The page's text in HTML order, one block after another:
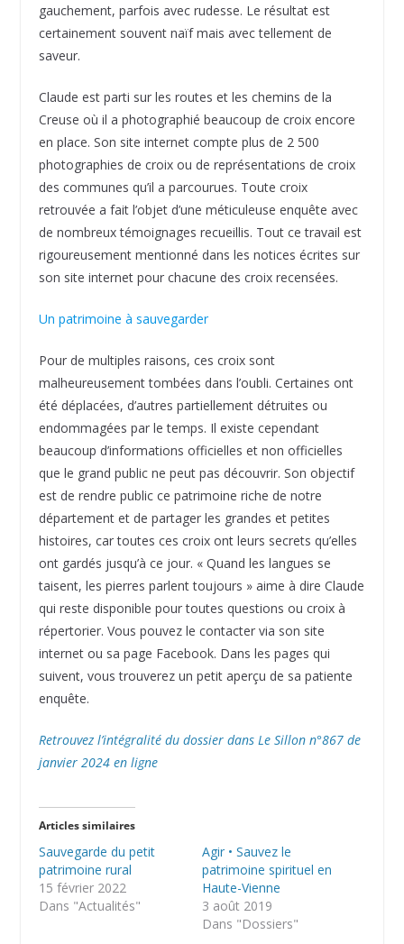
gauchement, parfois avec rudesse. Le résultat est
certainement souvent naïf mais avec tellement de
saveur.
Claude est parti sur les routes et les chemins de la
Creuse où il a photographié beaucoup de croix encore
en place. Son site internet compte plus de 2 500
photographies de croix ou de représentations de croix
des communes qu’il a parcourues. Toute croix
retrouvée a fait l’objet d’une méticuleuse enquête avec
de nombreux témoignages recueillis. Tout ce travail est
rigoureusement mentionné dans les notices écrites sur
son site internet pour chacune des croix recensées.
Un patrimoine à sauvegarder
Pour de multiples raisons, ces croix sont
malheureusement tombées dans l’oubli. Certaines ont
été déplacées, d’autres partiellement détruites ou
endommagées par le temps. Il existe cependant
beaucoup d’informations officielles et non officielles
que le grand public ne peut pas découvrir. Son objectif
est de rendre public ce patrimoine riche de notre
département et de partager les grandes et petites
histoires, car toutes ces croix ont leurs secrets qu’elles
ont gardés jusqu’à ce jour. « Quand les langues se
taisent, les pierres parlent toujours » aime à dire Claude
qui reste disponible pour toutes questions ou croix à
répertorier. Vous pouvez le contacter via son site
internet ou sa page Facebook. Dans les pages qui
suivent, vous trouverez un petit aperçu de sa patiente
enquête.
Retrouvez l’intégralité du dossier dans Le Sillon n°867 de
janvier 2024 en ligne
Articles similaires
Sauvegarde du petit
patrimoine rural
15 février 2022
Dans "Actualités"
Agir • Sauvez le
patrimoine spirituel en
Haute-Vienne
3 août 2019
Dans "Dossiers"